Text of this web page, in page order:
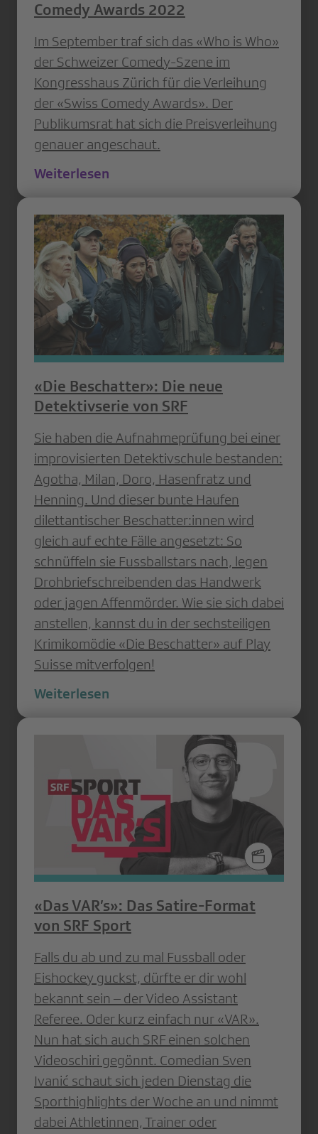
Comedy Awards 2022
Im September traf sich das «Who is Who»
der Schweizer Comedy-Szene im
Kongresshaus Zürich für die Verleihung
der «Swiss Comedy Awards». Der
Publikumsrat hat sich die Preisverleihung
genauer angeschaut.
Weiterlesen
«Die Beschatter»: Die neue
Detektivserie von SRF
Sie haben die Aufnahmeprüfung bei einer
improvisierten Detektivschule bestanden:
Agotha, Milan, Doro, Hasenfratz und
Henning. Und dieser bunte Haufen
dilettantischer Beschatter:innen wird
gleich auf echte Fälle angesetzt: So
schnüffeln sie Fussballstars nach, legen
Drohbriefschreibenden das Handwerk
oder jagen Affenmörder. Wie sie sich dabei
anstellen, kannst du in der sechsteiligen
Krimikomödie «Die Beschatter» auf Play
Suisse mitverfolgen!
Weiterlesen
«Das VAR’s»: Das Satire-Format
von SRF Sport
Falls du ab und zu mal Fussball oder
Eishockey guckst, dürfte er dir wohl
bekannt sein – der Video Assistant
Referee. Oder kurz einfach nur «VAR».
Nun hat sich auch SRF einen solchen
Videoschiri gegönnt. Comedian Sven
Ivanić schaut sich jeden Dienstag die
Sporthighlights der Woche an und nimmt
dabei Athletinnen, Trainer oder